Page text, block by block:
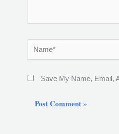
Name*
Save My Name, Email,